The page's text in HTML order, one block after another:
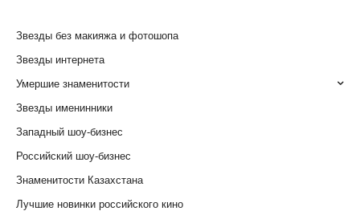
Звезды без макияжа и фотошопа
Звезды интернета
Умершие знаменитости
Звезды именинники
Западный шоу-бизнес
Российский шоу-бизнес
Знаменитости Казахстана
Лучшие новинки российского кино